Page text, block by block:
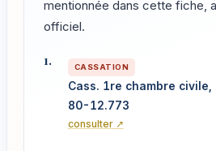
mentionnée dans cette fiche,
officiel.
CASSATION
Cass. 1re chambre
80-12.773
consulter ↗